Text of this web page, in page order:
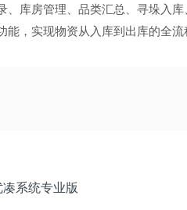
库房管理、品类汇总、寻垛入
，实现物资从入库到出库的全